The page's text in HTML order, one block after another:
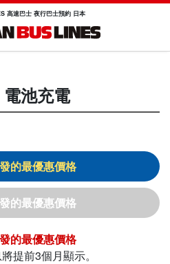
高速巴士 夜行巴士預約 日本
電池充電
提前3個月顯示。